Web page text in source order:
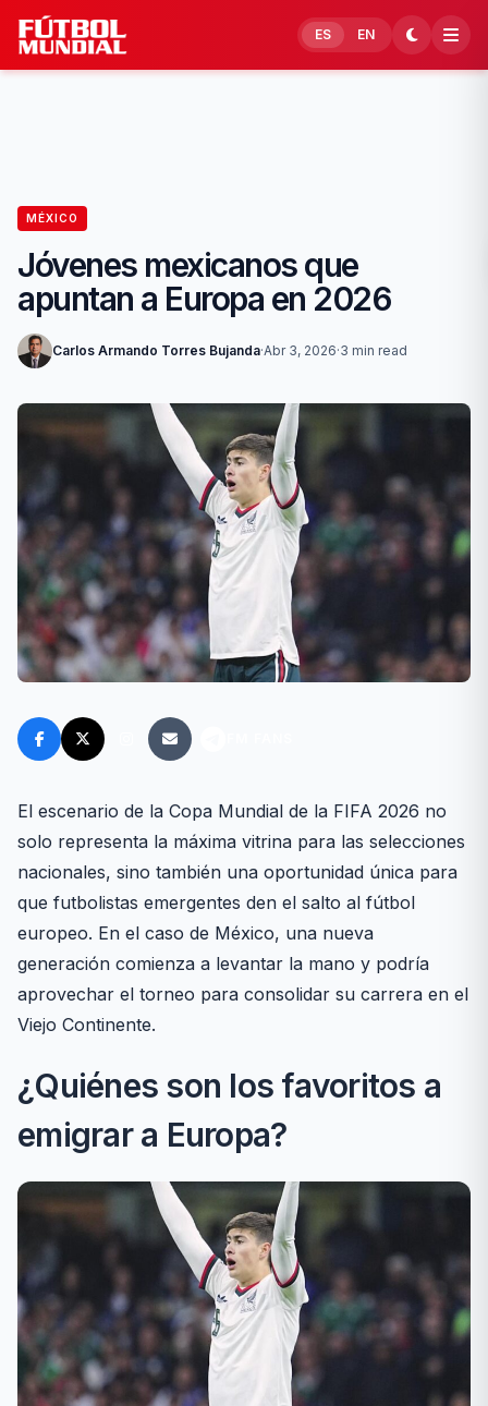
Skip to content
ES EN
MÉXICO
Jóvenes mexicanos que
apuntan a Europa en 2026
Carlos Armando Torres Bujanda·Abr 3, 2026·3 min read
El escenario de la Copa Mundial de la FIFA 2026 no
solo representa la máxima vitrina para las selecciones
nacionales, sino también una oportunidad única para
que futbolistas emergentes den el salto al fútbol
europeo. En el caso de México, una nueva
generación comienza a levantar la mano y podría
aprovechar el torneo para consolidar su carrera en el
Viejo Continente.
¿Quiénes son los favoritos a
emigrar a Europa?